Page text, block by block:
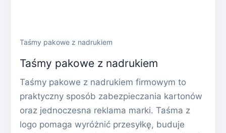
Taśmy pakowe z nadrukiem
Taśmy pakowe z nadrukiem
Taśmy pakowe z nadrukiem firmowym to
praktyczny sposób zabezpieczania kartonów
oraz jednoczesna reklama marki. Taśma z
logo pomaga wyróżnić przesyłkę, buduje